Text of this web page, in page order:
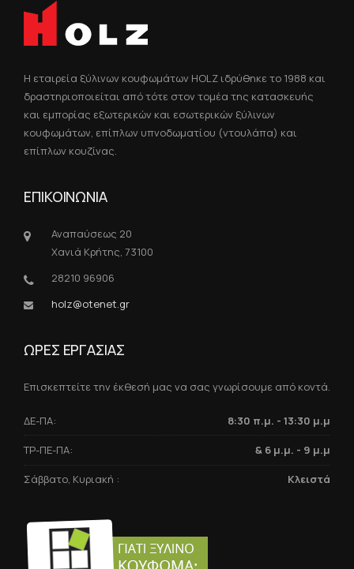
Η εταιρεία ξύλινων κουφωμάτων HOLZ ιδρύθηκε το 1988 και
δραστηριοποιείται από τότε στον τομέα της κατασκευής
και εμπορίας εξωτερικών και εσωτερικών ξύλινων
κουφωμάτων, επίπλων υπνοδωματίου (ντουλάπα) και
επίπλων κουζίνας.
ΕΠΙΚΟΙΝΩΝΙΑ
Αναπαύσεως 20
Χανιά Κρήτης, 73100
28210 96906
holz@otenet.gr
ΩΡΕΣ ΕΡΓΑΣΙΑΣ
Επισκεπτείτε την έκθεσή μας να σας γνωρίσουμε από κοντά.
ΔΕ-ΠΑ: 8:30 π.μ. - 13:30 μ.μ
ΤΡ-ΠΕ-ΠΑ: & 6 μ.μ. - 9 μ.μ
Σάββατο, Κυριακή : Κλειστά